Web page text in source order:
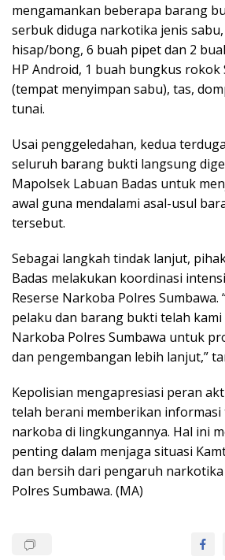
mengamankan beberapa barang
serbuk diduga narkotika jenis
hisap/bong, 6 buah pipet dan 2
HP Android, 1 buah bungkus rokok
(tempat menyimpan sabu), tas,
tunai.
Usai penggeledahan, kedua
seluruh barang bukti langsung
Mapolsek Labuan Badas untuk
awal guna mendalami asal-usul
tersebut.
Sebagai langkah tindak lanjut,
Badas melakukan koordinasi
Reserse Narkoba Polres Sumbawa.
pelaku dan barang bukti telah
Narkoba Polres Sumbawa untuk
dan pengembangan lebih lanjut,”
Kepolisian mengapresiasi peran
telah berani memberikan
narkoba di lingkungannya. Hal ini
penting dalam menjaga situasi
dan bersih dari pengaruh
Polres Sumbawa. (MA)